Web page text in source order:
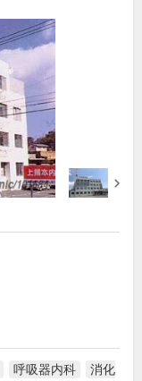
呼吸器内科
消化